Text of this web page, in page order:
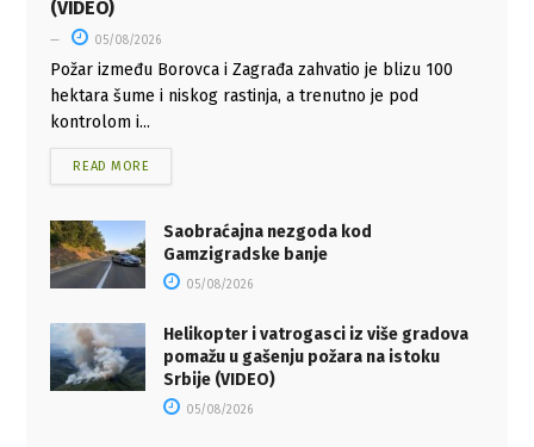
(VIDEO)
05/08/2026
Požar između Borovca i Zagrađa zahvatio je blizu 100
hektara šume i niskog rastinja, a trenutno je pod
kontrolom i...
READ MORE
Saobraćajna nezgoda kod
Gamzigradske banje
05/08/2026
Helikopter i vatrogasci iz više gradova
pomažu u gašenju požara na istoku
Srbije (VIDEO)
05/08/2026